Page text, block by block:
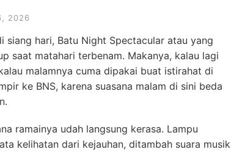
2026
siang hari, Batu Night Spectacular atau yang
saat matahari terbenam. Makanya, kalau lagi
malamnya cuma dipakai buat istirahat di
ke BNS, karena suasana malam di sini beda
ramainya udah langsung kerasa. Lampu
kelihatan dari kejauhan, ditambah suara musik